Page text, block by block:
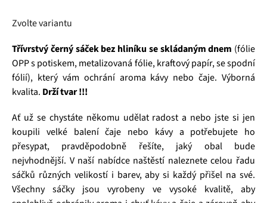
Zvolte variantu
Třívrstvýčerný sáček bez hliníku se skládaným dnem (fólie
OPP s potiskem, metalizovaná fólie, kraftový papír, se spodní
fólií), který vám ochrání aroma kávy nebo čaje. Výborná
kvalita. Drží tvar !!!
Ať už se chystáte někomu udělat radost a nebo jste si jen
koupili velké balení čaje nebo kávy a potřebujete ho
přesypat, pravděpodobně řešíte, jaký obal bude
nejvhodnější. V naší nabídce naštěstí naleznete celou řadu
sáčků různých velikostí i barev, aby si každý přišel na své.
Všechny sáčky jsou vyrobeny ve vysoké kvalitě, aby